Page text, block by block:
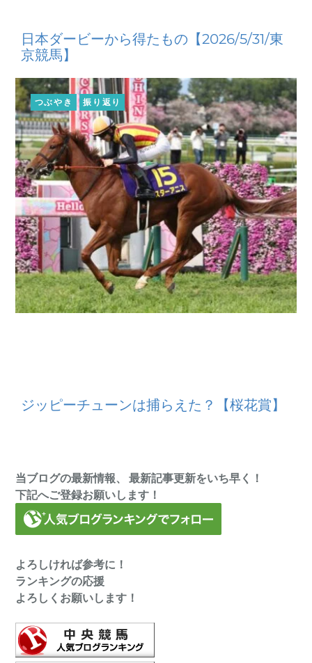
日本ダービーから得たもの【2026/5/31/東
京競馬】
つぶやき 振り返り
ジッピーチューンは捕らえた？【桜花賞】
当ブログの最新情報、 最新記事更新をいち早く！
下記へご登録お願いします！
よろしければ参考に！
ランキングの応援
よろしくお願いします！